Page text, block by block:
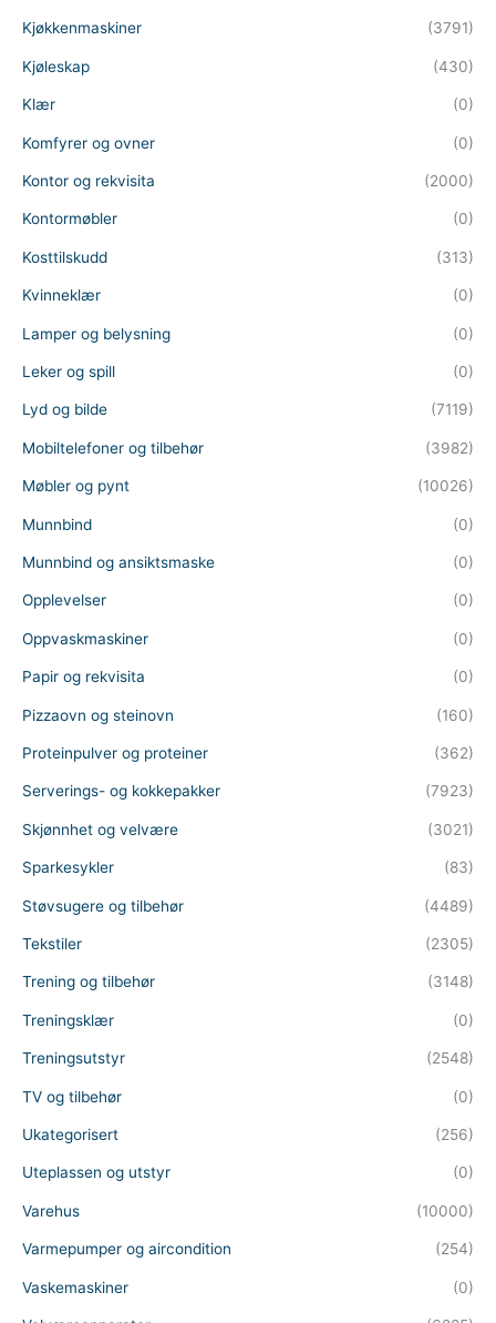
Kjøkkenmaskiner (3791)
Kjøleskap (430)
Klær (0)
Komfyrer og ovner (0)
Kontor og rekvisita (2000)
Kontormøbler (0)
Kosttilskudd (313)
Kvinneklær (0)
Lamper og belysning (0)
Leker og spill (0)
Lyd og bilde (7119)
Mobiltelefoner og tilbehør (3982)
Møbler og pynt (10026)
Munnbind (0)
Munnbind og ansiktsmaske (0)
Opplevelser (0)
Oppvaskmaskiner (0)
Papir og rekvisita (0)
Pizzaovn og steinovn (160)
Proteinpulver og proteiner (362)
Serverings- og kokkepakker (7923)
Skjønnhet og velvære (3021)
Sparkesykler (83)
Støvsugere og tilbehør (4489)
Tekstiler (2305)
Trening og tilbehør (3148)
Treningsklær (0)
Treningsutstyr (2548)
TV og tilbehør (0)
Ukategorisert (256)
Uteplassen og utstyr (0)
Varehus (10000)
Varmepumper og aircondition (254)
Vaskemaskiner (0)